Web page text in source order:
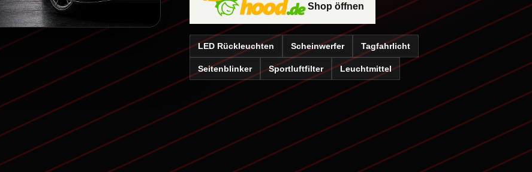
Shop öffnen
LED Rückleuchten Scheinwerfer Tagfahrlicht
Seitenblinker Sportluftfilter Leuchtmittel